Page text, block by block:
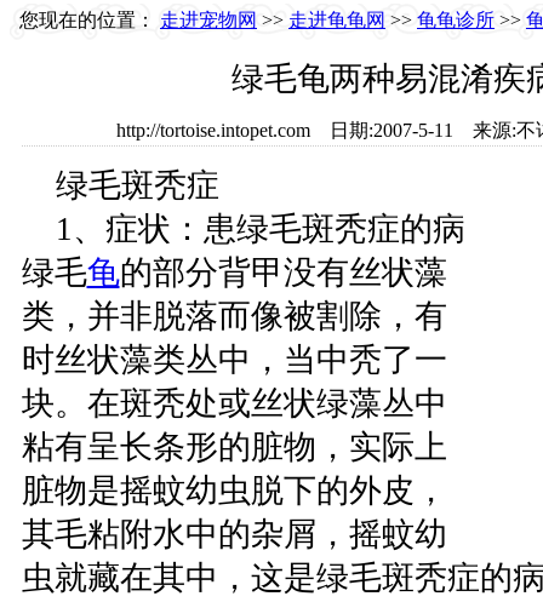
您现在的位置： 走进宠物网 >> 走进龟龟网 >> 龟龟诊所 >>
绿毛龟两种易混淆疾
http://tortoise.intopet.com 日期:2007-5-11 来源
绿毛斑秃症
1、症状：患绿毛斑秃症的病
绿毛龟的部分背甲没有丝状藻
类，并非脱落而像被割除，有
时丝状藻类丛中，当中秃了一
块。在斑秃处或丝状绿藻丛中
粘有呈长条形的脏物，实际上
脏物是摇蚊幼虫脱下的外皮，
其毛粘附水中的杂屑，摇蚊幼
虫就藏在其中，这是绿毛斑秃症的